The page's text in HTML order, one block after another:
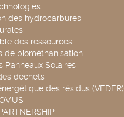
des hydrocarbures
des ressources
de biométhanisation
Panneaux Solaires
déchets
des résidus (VEDER)